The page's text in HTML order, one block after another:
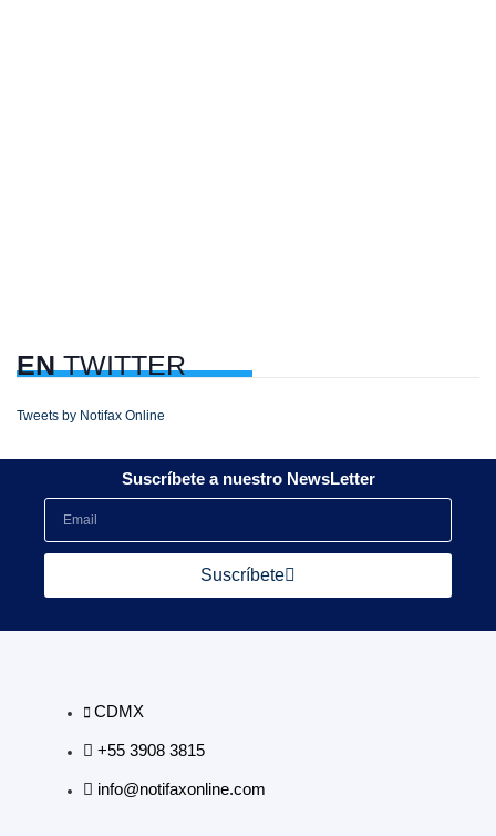
ENTWITTER
Tweets by Notifax Online
Suscríbete a nuestro NewsLetter
Suscríbete
CDMX
+55 3908 3815
info@notifaxonline.com